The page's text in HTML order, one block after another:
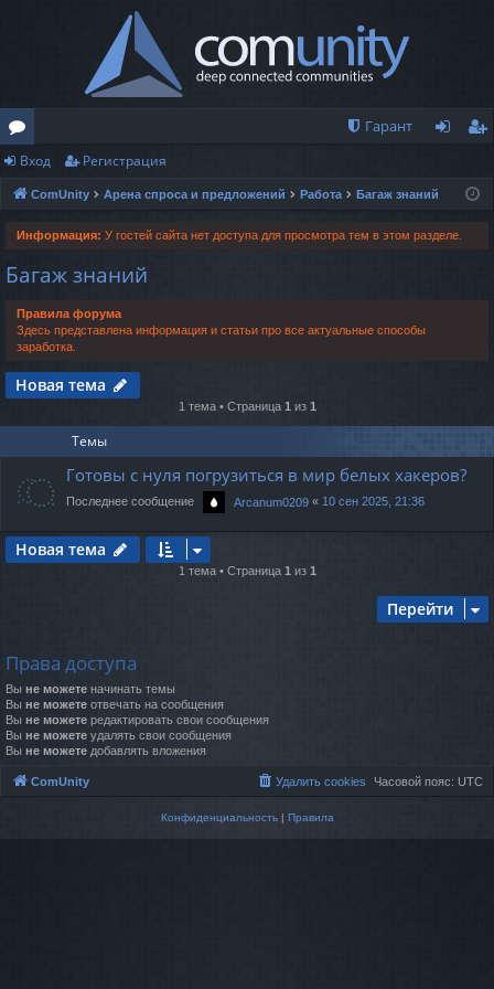
о
ру
м
ы
Гарант
ис
Вход Регистрация
ComUnity Арена спроса и предложений Работа Багаж знаний
Информация: У гостей сайта нет доступа для просмотра тем в этом разделе.
Багаж знаний
Правила форума
Здесь представлена информация и статьи про все актуальные способы
заработка.
Новая тема
1 тема • Страница 1 из 1
Темы
Готовы с нуля погрузиться в мир белых хакеров?
Последнее сообщение Arcanum0209 « 10 сен 2025, 21:36
Новая тема
1 тема • Страница 1 из 1
Перейти
Права доступа
Вы не можете начинать темы
Вы не можете отвечать на сообщения
Вы не можете редактировать свои сообщения
Вы не можете удалять свои сообщения
Вы не можете добавлять вложения
ComUnity Часовой пояс: UTC
Удалить cookies
Конфиденциальность| Правила